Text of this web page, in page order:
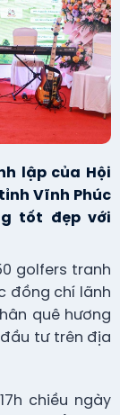
lập của Hội
Vĩnh Phúc
tốt đẹp với
golfers tranh
đồng chí lãnh
quê hương
tư trên địa
chiều ngày